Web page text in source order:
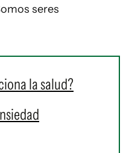
seres
la salud?